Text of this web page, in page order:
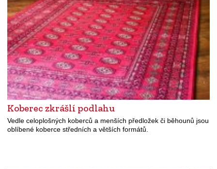
Koberec zkrášlí podlahu
Vedle celoplošných koberců a menších předložek či běhounů jsou
oblíbené koberce středních a větších formátů.